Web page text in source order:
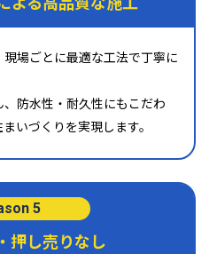
場ごとに最適な工法で丁寧に
防水性・耐久性にもこだわ
いづくりを実現します。
5
押し売りなし